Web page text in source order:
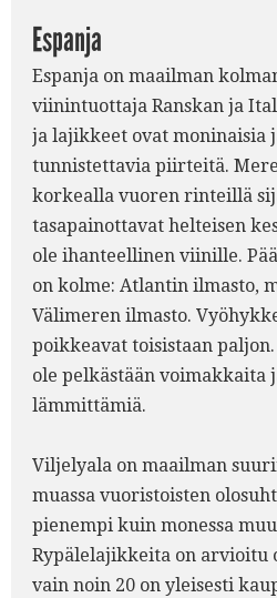
Espanja
Espanja on maailman
viinintuottaja Ranskan ja
ja lajikkeet ovat moninaisia
tunnistettavia piirteitä.
korkealla vuoren rinteillä
tasapainottavat helteisen
ole ihanteellinen viinille.
on kolme: Atlantin ilmasto,
Välimeren ilmasto.
poikkeavat toisistaan
ole pelkästään voimakkaita
lämmittämiä.
Viljelyala on maailman
muassa vuoristoisten
pienempi kuin monessa
Rypälelajikkeita on arvioitu
vain noin 20 on yleisesti